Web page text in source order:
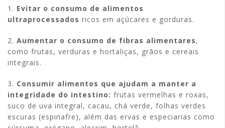
1. Evitar o consumo de alimentos
ultraprocessados ricos em açúcares e gorduras.
2. Aumentar o consumo de fibras alimentares,
como frutas, verduras e hortaliças, grãos e cereais
integrais.
3. Consumir alimentos que ajudam a manter a
integridade do intestino: frutas vermelhas e roxas,
suco de uva integral, cacau, chá verde, folhas verdes
escuras (espinafre), além das ervas e especiarias como